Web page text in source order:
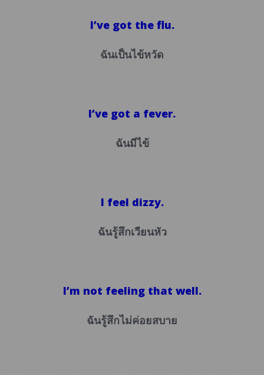
I’ve got the flu.
ฉันเป็นไข้หวัด
I’ve got a fever.
ฉันมีไข้
I feel dizzy.
ฉันรู้สึกเวียนหัว
I’m not feeling that well.
ฉันรู้สึกไม่ค่อยสบาย